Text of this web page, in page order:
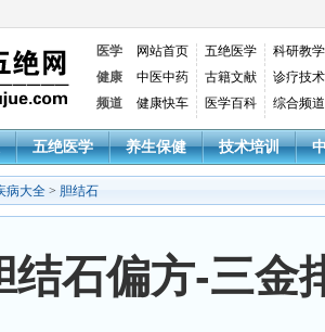
医学 网站首页 五绝医学
科研教学
健康
中医中药 古籍文献
诊疗技术
频道
健康快车 医学百科 综合频道
五绝医学 养生保健 技术培训
病大全 > 胆结石
结石偏方-三金